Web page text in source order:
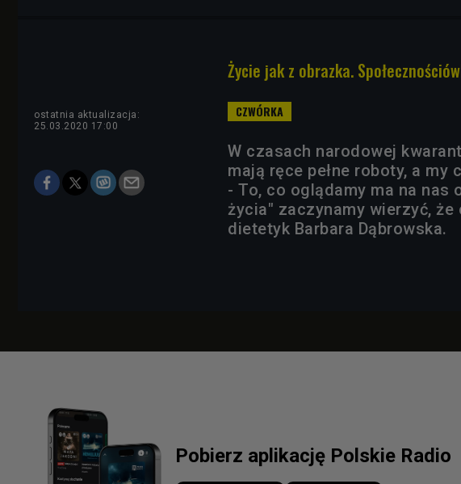
Życie jak z obrazka.
ostatnia aktualizacja:
25.03.2020 17:00
W czasach narodowej
mają ręce pełne roboty, a
- To, co oglądamy ma na nas
życia" zaczynamy wierzyć,
dietetyk Barbara Dąbrowska.
Pobierz aplikację Polskie Radio